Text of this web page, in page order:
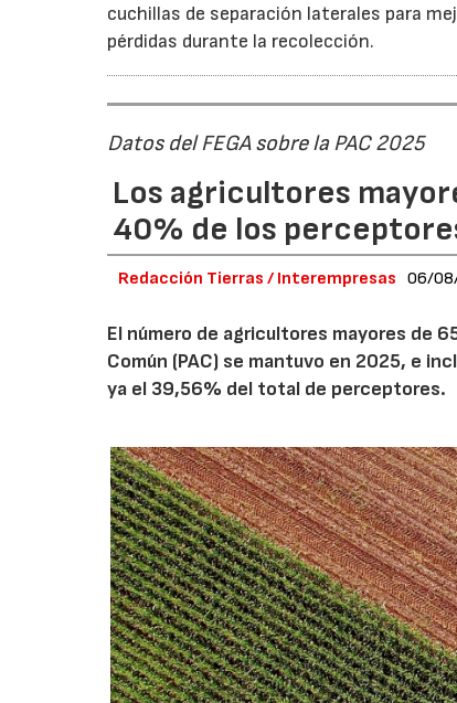
cuchillas de separación laterales para
pérdidas durante la recolección.
Datos del FEGA sobre la PAC 2025
Los agricultores
40% de los
Redacción Tierras / Interempresas 06/
El número de agricultores mayores de
Común (PAC) se mantuvo en 2025, e
ya el 39,56% del total de perceptores.